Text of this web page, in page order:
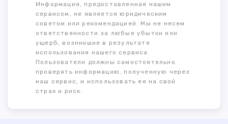
Информация, предоставленная нашим
сервисом, не является юридическим
советом или рекомендацией. Мы не несем
ответственности за любые убытки или
ущерб, возникшие в результате
использования нашего сервиса.
Пользователи должны самостоятельно
проверять информацию, полученную через
наш сервис, и использовать ее на свой
страх и риск.